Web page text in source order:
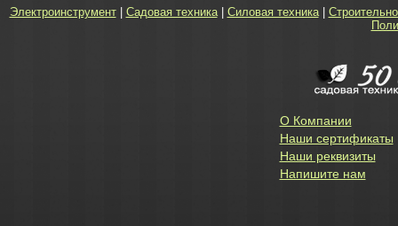
Электроинструмент| Садовая техника| Силовая техника|
О Компании
Наши сертификаты
Наши реквизиты
Напишите нам